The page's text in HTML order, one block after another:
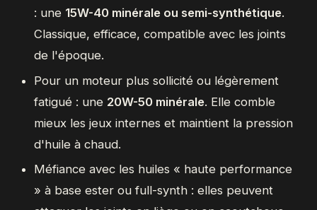
: une 15W-40 minérale ou semi-synthétique.
Classique, efficace, compatible avec les joints
de l'époque.
Pour un moteur plus sollicité ou légèrement
fatigué : une 20W-50 minérale. Elle comble
mieux les jeux internes et maintient la pression
d'huile à chaud.
Méfiance avec les huiles « haute performance
» à base ester ou full-synth : elles peuvent